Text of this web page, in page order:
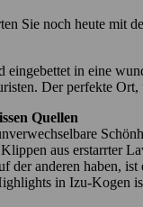
Sie noch heute mit
in eine
Der perfekte
Quellen
aus erstarrter
der anderen haben,
in Izu-Kogen